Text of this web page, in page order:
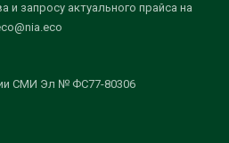
и запросу актуального прайса на
СМИ Эл № ФС77-80306